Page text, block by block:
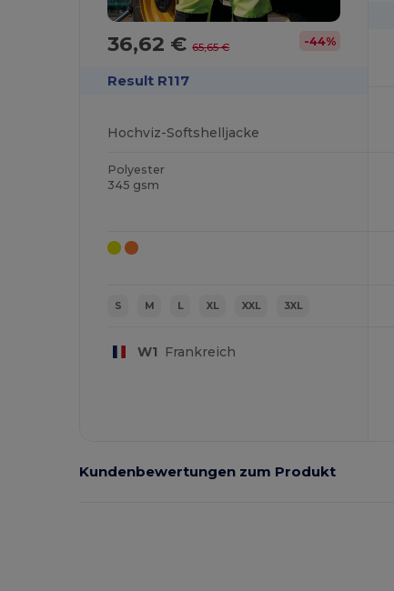
36,62 €65,65 € -44%
Result R117
Hochviz-Softshelljacke
Polyester
345 gsm
S M L XL XXL 3XL
W1 Frankreich
Kundenbewertungen zum Produkt